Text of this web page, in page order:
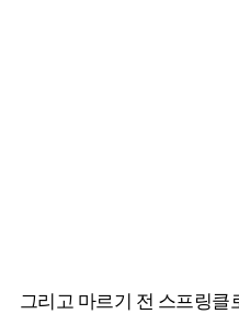
그리고 마르기 전 스프링클